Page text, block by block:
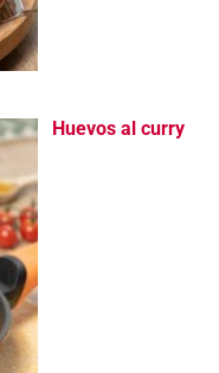
Huevos al curry